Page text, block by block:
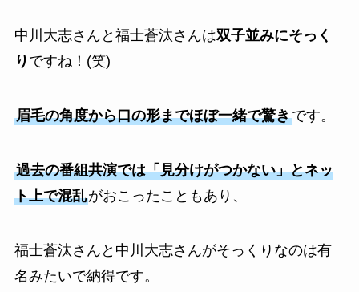
中川大志さんと福士蒼汰さんは双子並みにそっく
り ですね！(笑)
眉毛の角度から口の形までほぼ一緒で驚きです。
過去の番組共演では「見分けがつかない」とネッ
ト上で混乱がおこったこともあり、
福士蒼汰さんと中川大志さんがそっくりなのは有
名みたいで納得です。